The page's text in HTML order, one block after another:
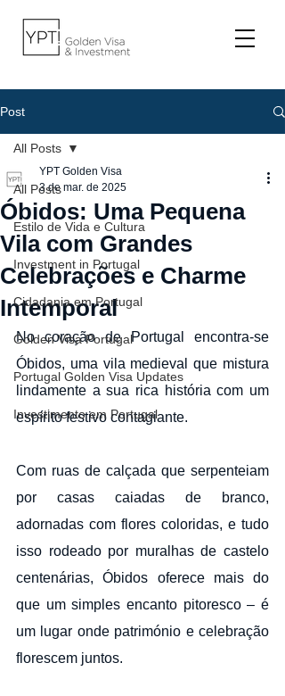
Post
All Posts
Estilo de Vida e Cultura
Investment in Portugal
Cidadania em Portugal
Golden Visa Portugal
Portugal Golden Visa Updates
Investimento em Portugal
All Posts
Óbidos: Uma Pequena
Vila com Grandes
Celebrações e Charme
Intemporal
YPT Golden Visa
3 de mar. de 2025
No coração de Portugal encontra-se
Óbidos, uma vila medieval que mistura
lindamente a sua rica história com um
espírito festivo contagiante.
Com ruas de calçada que serpenteiam
por casas caiadas de branco,
adornadas com flores coloridas, e tudo
isso rodeado por muralhas de castelo
centenárias, Óbidos oferece mais do
que um simples encanto pitoresco – é
um lugar onde património e celebração
florescem juntos.